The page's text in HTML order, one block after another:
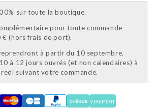
sur toute la boutique.
pour toute commande
€ (hors frais de port).
à partir du 10 septembre.
à 12 jours ouvrés (et non calendaires) à
suivant votre commande.